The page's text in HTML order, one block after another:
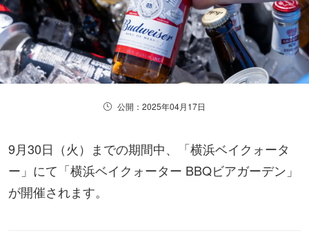
公開：2025年04月17日
9月30日（火）までの期間中、「横浜ベイクォータ
ー」にて「横浜ベイクォーター BBQビアガーデン」
が開催されます。